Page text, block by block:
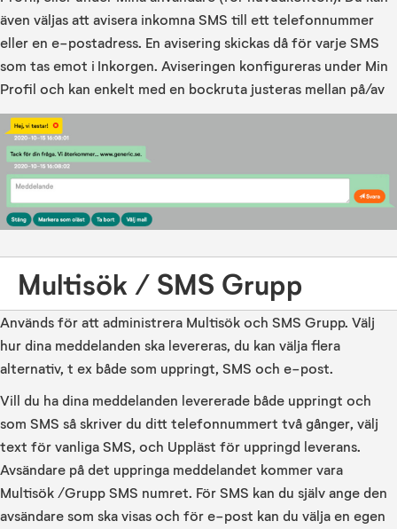
även väljas att avisera inkomna SMS till ett telefonnummer
eller en e-postadress. En avisering skickas då för varje SMS
som tas emot i Inkorgen. Aviseringen konfigureras under Min
Profil och kan enkelt med en bockruta justeras mellan på/av
Multisök / SMS Grupp
Används för att administrera Multisök och SMS Grupp. Välj
hur dina meddelanden ska levereras, du kan välja flera
alternativ, t ex både som uppringt, SMS och e-post.
Vill du ha dina meddelanden levererade både uppringt och
som SMS så skriver du ditt telefonnummert två gånger, välj
text för vanliga SMS, och Uppläst för uppringd leverans.
Avsändare på det uppringa meddelandet kommer vara
Multisök /Grupp SMS numret. För SMS kan du själv ange den
avsändare som ska visas och för e-post kan du välja en egen